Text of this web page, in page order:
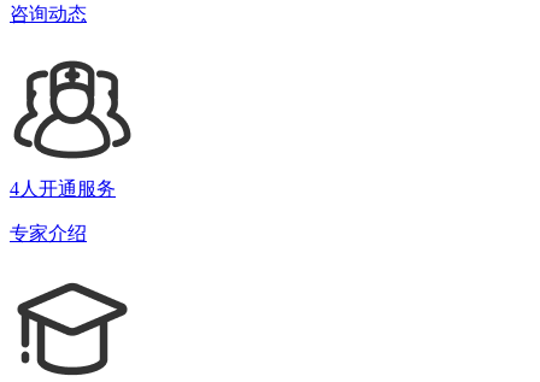
咨询动态
4人开通服务
专家介绍